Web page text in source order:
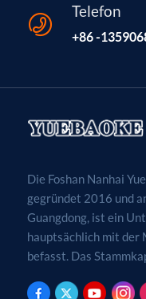
Telefon
+86 -
Die Foshan Nanhai
gegründet 2016 und
Guangdong, ist ein
hauptsächlich mit
befasst. Das
Produktion und der